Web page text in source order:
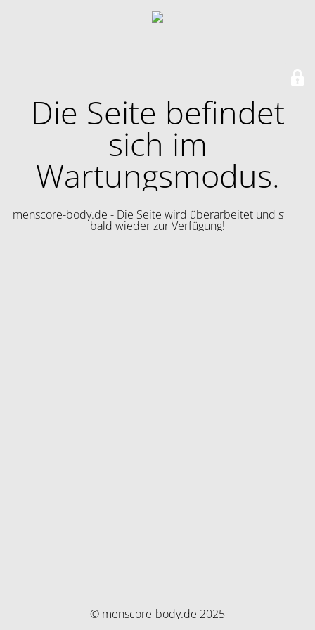
Die Seite befindet
sich im
Wartungsmodus.
menscore-body.de - Die Seite wird überarbeitet und steht
bald wieder zur Verfügung!
© menscore-body.de 2025